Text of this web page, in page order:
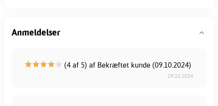
Anmeldelser
(4 af 5) af Bekræftet kunde (09.10.2024)
09.10.2024